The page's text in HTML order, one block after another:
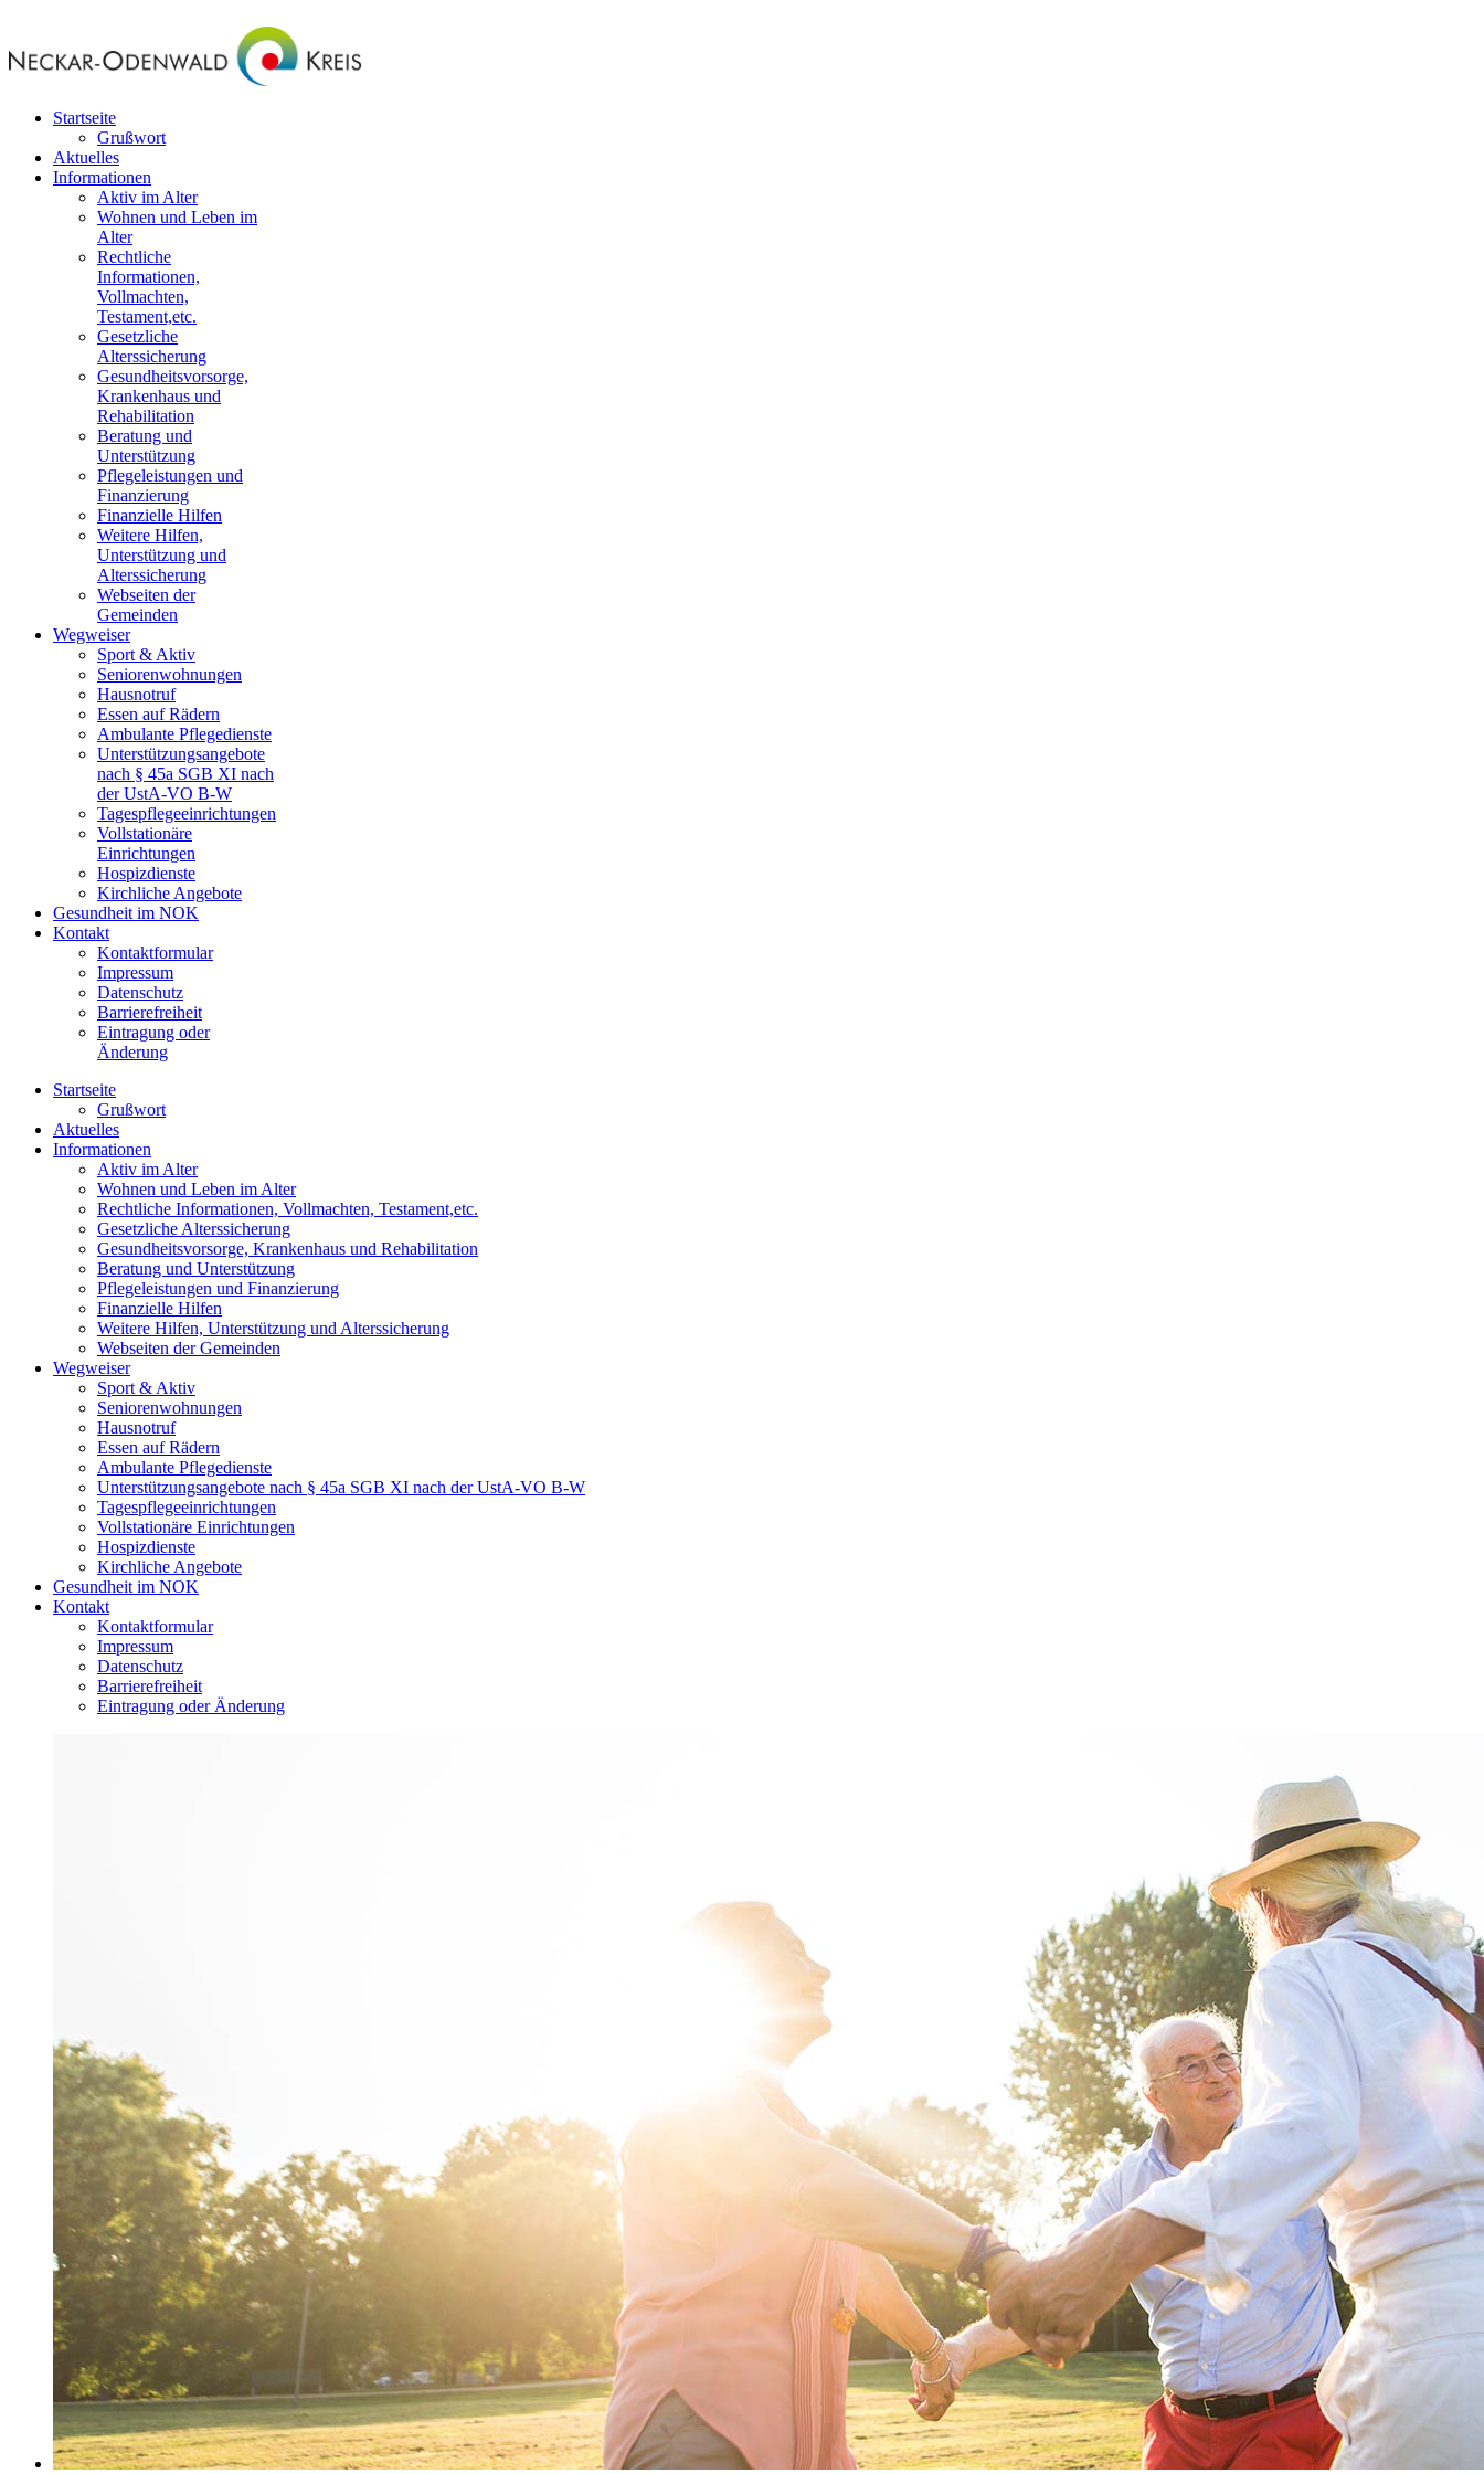
Startseite
Grußwort
Aktuelles
Informationen
Aktiv im Alter
Wohnen und Leben im
Alter
Rechtliche
Informationen,
Vollmachten,
Testament,etc.
Gesetzliche
Alterssicherung
Gesundheitsvorsorge,
Krankenhaus und
Rehabilitation
Beratung und
Unterstützung
Pflegeleistungen und
Finanzierung
Finanzielle Hilfen
Weitere Hilfen,
Unterstützung und
Alterssicherung
Webseiten der
Gemeinden
Wegweiser
Sport & Aktiv
Seniorenwohnungen
Hausnotruf
Essen auf Rädern
Ambulante Pflegedienste
Unterstützungsangebote
nach § 45a SGB XI nach
der UstA-VO B-W
Tagespflegeeinrichtungen
Vollstationäre
Einrichtungen
Hospizdienste
Kirchliche Angebote
Gesundheit im NOK
Kontakt
Kontaktformular
Impressum
Datenschutz
Barrierefreiheit
Eintragung oder
Änderung
Startseite
Grußwort
Aktuelles
Informationen
Aktiv im Alter
Wohnen und Leben im Alter
Rechtliche Informationen, Vollmachten, Testament,etc.
Gesetzliche Alterssicherung
Gesundheitsvorsorge, Krankenhaus und Rehabilitation
Beratung und Unterstützung
Pflegeleistungen und Finanzierung
Finanzielle Hilfen
Weitere Hilfen, Unterstützung und Alterssicherung
Webseiten der Gemeinden
Wegweiser
Sport & Aktiv
Seniorenwohnungen
Hausnotruf
Essen auf Rädern
Ambulante Pflegedienste
Unterstützungsangebote nach § 45a SGB XI nach der UstA-VO B-W
Tagespflegeeinrichtungen
Vollstationäre Einrichtungen
Hospizdienste
Kirchliche Angebote
Gesundheit im NOK
Kontakt
Kontaktformular
Impressum
Datenschutz
Barrierefreiheit
Eintragung oder Änderung